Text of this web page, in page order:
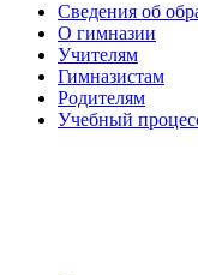
Сведения об
О гимназии
Учителям
Гимназистам
Родителям
Учебный